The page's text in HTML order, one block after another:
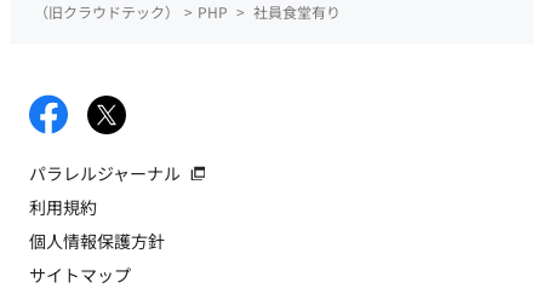
（旧クラウドテック）
> PHP > 社員食堂有り
パラレルジャーナル
利用規約
個人情報保護方針
サイトマップ